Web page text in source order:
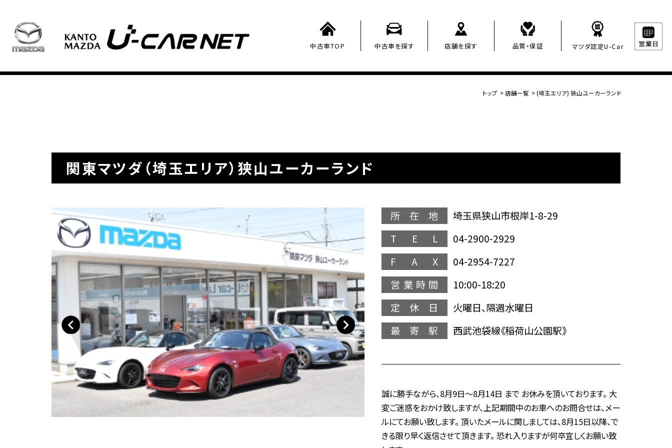
中古車TOP 中古車を探す 店舗を探す 品質・保証 マツダ認定U-Car
トップ > 店舗一覧 >(埼玉エリア) 狭山ユーカーランド
関東マツダ（埼玉エリア）狭山ユーカーランド
所在地
埼玉県狭山市根岸1-8-29
T E L
04-2900-2929
F A X
04-2954-7227
営業時間
10:00-18:20
定休日
火曜日、隔週水曜日
最寄駅
西武池袋線《稲荷山公園駅》
誠に勝手ながら、8月9日～8月14日 まで お休みを頂いております。 大
変ご迷惑をおかけ致しますが、上記期間中のお車へのお問合せは、メー
ルにてお願い致します。 頂いたメールに関しましては、8月15日以降、で
きる限り早く返信させて頂きます。 恐れ入りますが何卒宜しくお願い致